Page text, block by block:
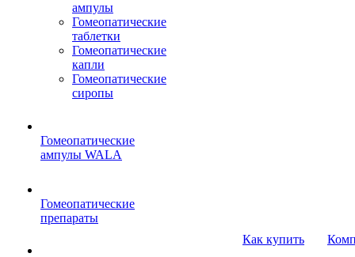
ампулы
Гомеопатические
таблетки
Гомеопатические
капли
Гомеопатические
сиропы
Гомеопатические
ампулы WALA
Гомеопатические
препараты
Как купить